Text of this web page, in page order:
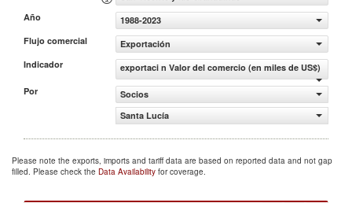
Año
1988-2023
Flujo comercial
Exportación
Indicador
exportaci n Valor del comercio (en miles de US$)
Por
Socios
Santa Lucía
Please note the exports, imports and tariff data are based on reported data and not gap
filled. Please check the Data Availability for coverage.